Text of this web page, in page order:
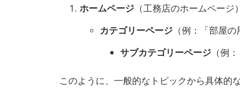
ホームページ （工務店のホームページ）
カテゴリーページ （例：「部屋
サブカテゴリーページ （例
このように、一般的なトピックから具体的